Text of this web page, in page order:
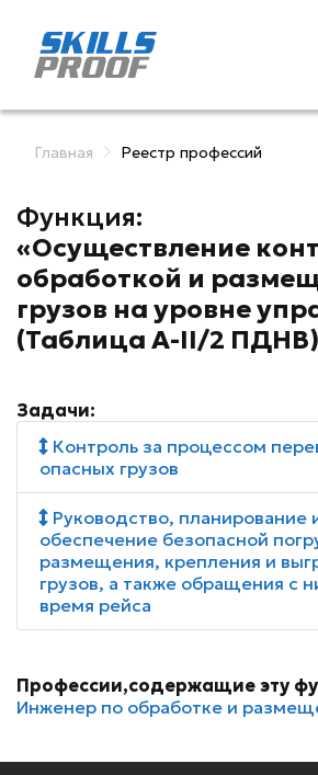
Главная Реестр профессий
Функция:
«Осуществление
обработкой и
грузов на уровне
(Таблица A-II/2
Задачи:
Контроль за процессом
опасных грузов
Руководство, планирование
обеспечение безопасной
размещения, крепления и
грузов, а также обращения с
время рейса
Профессии,содержащие эту
Инженер по обработке и